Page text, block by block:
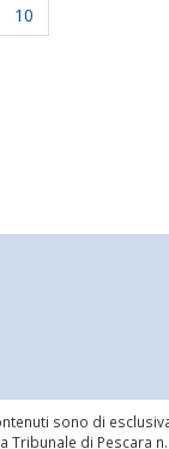
10
sono di
Tribunale di Pescara